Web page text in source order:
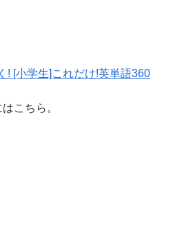
! [小学生]これだけ!英単語360
はこちら。